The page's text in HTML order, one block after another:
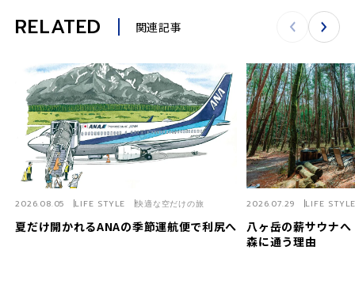
RELATED 関連記事
夏だけ開かれるANAの季節運航便で利尻へ
2026.08.05 LIFE STYLE 快適な空だけの旅
八ヶ岳の薪サウナ
森に通う理由
2026.07.29 LIFE